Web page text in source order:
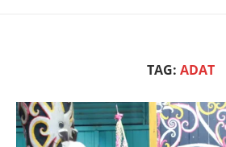
TAG: ADAT